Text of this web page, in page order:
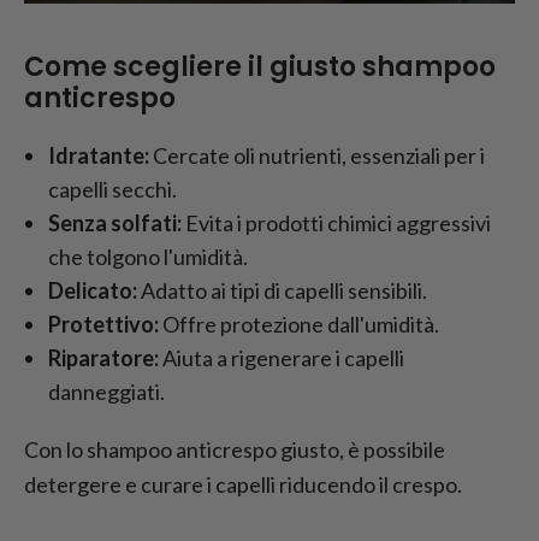
Come scegliere il giusto shampoo
anticrespo
Idratante:Cercate oli nutrienti, essenziali per i
capelli secchi.
Senza solfati: Evita i prodotti chimici aggressivi
che tolgono l'umidità.
Delicato:Adatto ai tipi di capelli sensibili.
Protettivo:Offre protezione dall'umidità.
Riparatore:Aiuta a rigenerare i capelli
danneggiati.
Con lo shampoo anticrespo giusto, è possibile
detergere e curare i capelli riducendo il crespo.